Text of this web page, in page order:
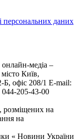
персональних даних
медіа –
Київ,
офіс 208/1 E-mail:
205-43-00
розміщених на
на
« Новини України